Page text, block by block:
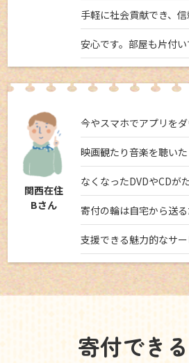
手軽に社会貢献でき、
安心です。部屋も片付い
関西在住
Bさん
今やスマホでアプリを
映画観たり音楽を聴い
なくなったDVDやCDが
寄付の輪は自宅から送
支援できる魅力的なサー
寄付でき